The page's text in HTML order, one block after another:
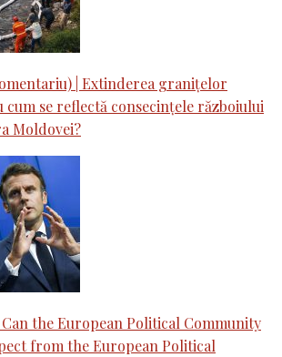
| Extinderea granițelor
se reflectă consecințele războiului
Moldovei?
the European Political Community
from the European Political